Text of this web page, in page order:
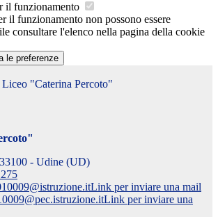
il funzionamento
il funzionamento non possono essere
consultare l'elenco nella pagina della cookie
le preferenze
Liceo "Caterina Percoto"
- Udine (UD)
Link per inviare una mail
Link per inviare una